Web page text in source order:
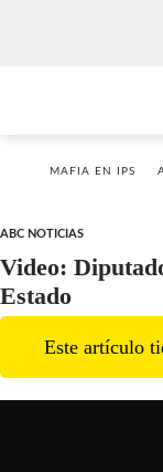
MAFIA EN IPS
ABC NOTICIAS
Video:
Estado
Este artículo